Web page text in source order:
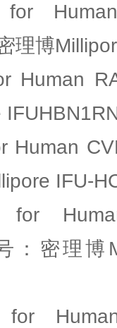
for
理博
Human
Human
IFU-
for
：密理博
for